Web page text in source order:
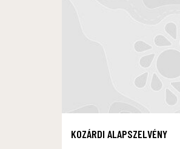
KOZÁRDI ALAPSZELVÉNY